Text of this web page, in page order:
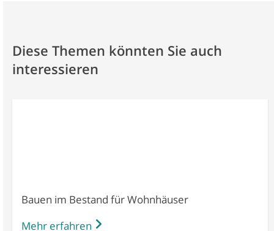
Diese Themen könnten Sie auch
interessieren
Bauen im Bestand für Wohnhäuser
Mehr erfahren